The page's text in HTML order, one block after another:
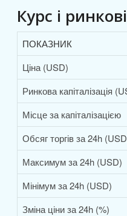
Курс і
ПОКАЗНИК
Ціна (USD)
Ринкова капіталізація
Місце за капіталізацією
Обсяг торгів за 24h
Максимум за 24h (USD)
Мінімум за 24h (USD)
Зміна ціни за 24h (%)